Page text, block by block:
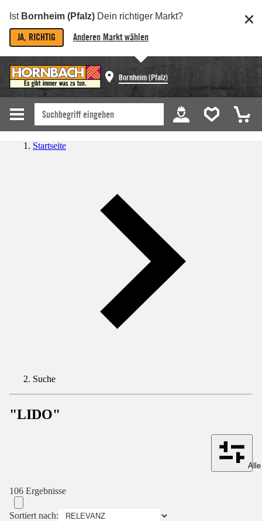
Ist Bornheim (Pfalz) Dein richtiger Markt?
JA, RICHTIG Anderen Markt wählen
Bornheim (Pfalz)
Startseite
Suche
"LIDO"
106 Ergebnisse
Sortiert nach: